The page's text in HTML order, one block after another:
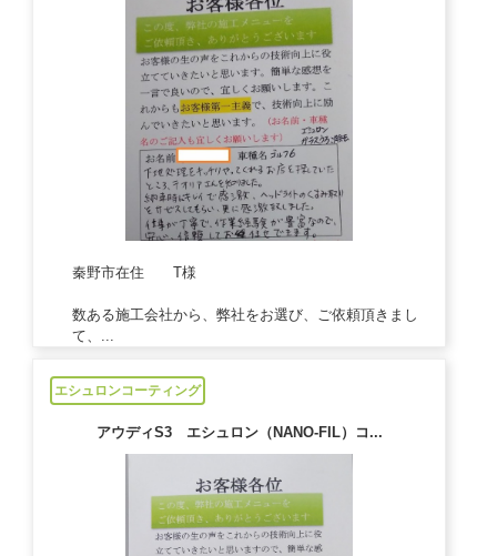
秦野市在住 T様
数ある施工会社から、弊社をお選び、ご依頼頂きまし
て、...
エシュロンコーティング
アウディS3 エシュロン（NANO-FIL）コ...